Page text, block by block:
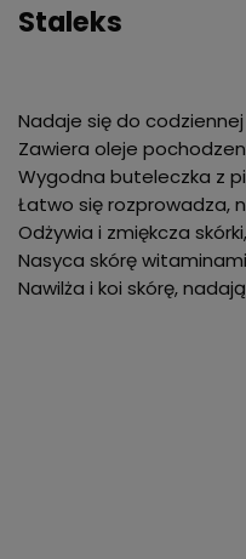
Staleks
Nadaje się do
Zawiera oleje
Wygodna buteleczka z
Łatwo się rozprowadza,
Odżywia i zmiękcza
Nasyca skórę
Nawilża i koi skórę,